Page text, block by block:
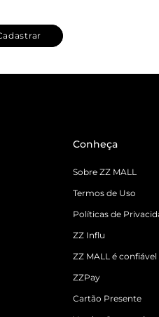
Conheça
Sobre ZZ MALL
Termos de Uso
Políticas de
ZZ Influ
ZZ MALL é confiável
ZZPay
Cartão Presente